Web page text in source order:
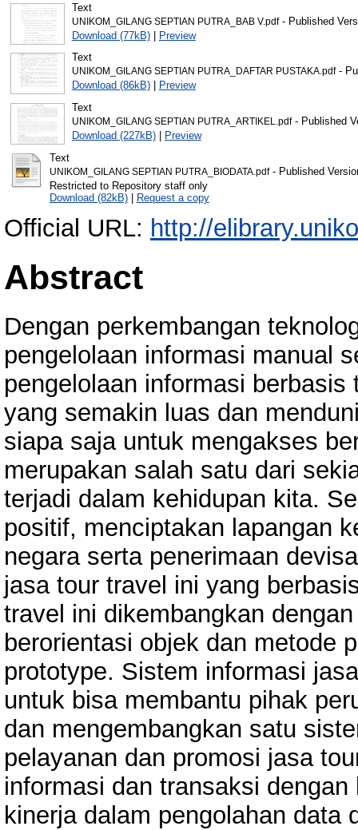
Text
UNIKOM_GILANG SEPTIAN PUTRA_BAB V.pdf- Published
Download (77kB)| Preview
Text
UNIKOM_GILANG SEPTIAN PUTRA_DAFTAR PUSTAKA.pdf-
Download (86kB)|
Preview
Text
UNIKOM_GILANG SEPTIAN PUTRA_ARTIKEL.pdf- Published
Download (227kB)|
Preview
Text
UNIKOM_GILANG SEPTIAN PUTRA_BIODATA.pdf- Published
Restricted to Repository staff only
Download (82kB)| Request a copy
Official URL: http://
Abstract
Dengan perkembangan
pengelolaan informasi manual
pengelolaan informasi
yang semakin luas dan
siapa saja untuk mengakses
merupakan salah satu dari
terjadi dalam kehidupan kita.
positif, menciptakan lapangan
negara serta penerimaan
jasa tour travel ini yang
travel ini dikembangkan
berorientasi objek dan metode
prototype. Sistem informasi
untuk bisa membantu pihak
dan mengembangkan satu
pelayanan dan promosi jasa
informasi dan transaksi
kinerja dalam pengolahan data